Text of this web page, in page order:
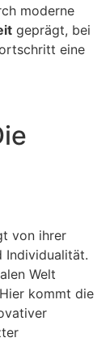
moderne
geprägt, bei
eine
von ihrer
Individualität.
Welt
kommt die